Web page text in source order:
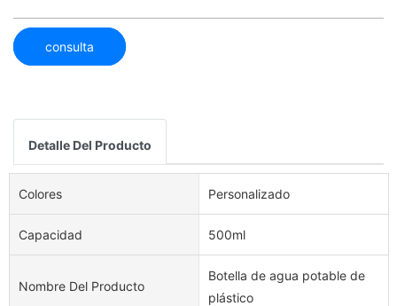
consulta
Detalle Del Producto
Colores Personalizado
Capacidad 500ml
Nombre Del Producto
Botella de agua potable de
plástico